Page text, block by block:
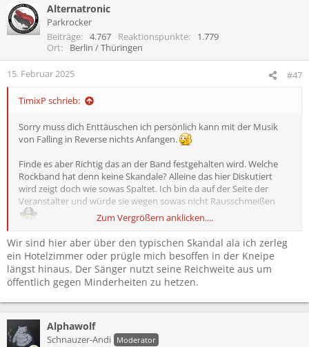
Alternatronic
Parkrocker
Beiträge
4.767 Reaktionspunkte
1.779
Ort
Berlin / Thüringen
15. Februar 2025 #47
TimixP schrieb:
Sorry muss dich Enttäuschen ich persönlich kann mit der Musik
von Falling in Reverse nichts Anfangen.
Finde es aber Richtig das an der Band festgehalten wird. Welche
Rockband hat denn keine Skandale? Alleine das hier Diskutiert
wird zeigt doch wie sowas Spaltet. Ich bin da auf der Seite der
Veranstalter und würde sie wegen sowas nicht Rausschmeißen
Zum Vergrößern anklicken....
Wir sind hier aber über den typischen Skandal ala ich zerleg
ein Hotelzimmer oder prügle mich besoffen in der Kneipe
längst hinaus. Der Sänger nutzt seine Reichweite aus um
öffentlich gegen Minderheiten zu hetzen.
Alphawolf
Schnauzer-Andi Moderator